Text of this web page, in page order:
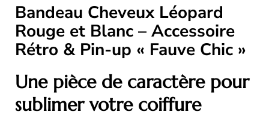
Bandeau Cheveux Léopard
Rouge et Blanc – Accessoire
Rétro & Pin-up « Fauve Chic »
Une pièce de caractère pour
sublimer votre coiffure